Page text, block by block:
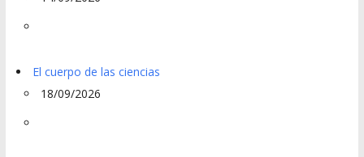
El cuerpo de las ciencias
18/09/2026